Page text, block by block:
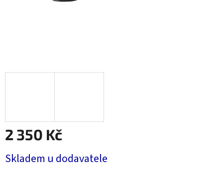
2 350 Kč
cena:
Skladem u dodavatele